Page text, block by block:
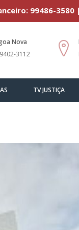
99486-
Nova
3112
TV JUSTIÇA